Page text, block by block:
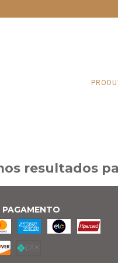
resultados
PAGAMENTO